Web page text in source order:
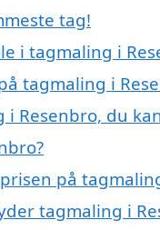
tag!
i tagmaling i
tagmaling i
Resenbro, du
på
tagmaling i